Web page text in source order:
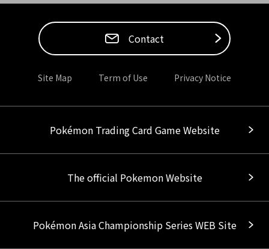
Contact
Site Map Term of Use Privacy Notice
Pokémon Trading Card Game Website
The official Pokemon Website
Pokémon Asia Championship Series WEB Site